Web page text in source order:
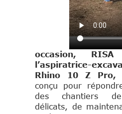
occasion,
l’aspiratrice-
Rhino 10 Z Pro,
conçu pour
des chantiers de
délicats, de